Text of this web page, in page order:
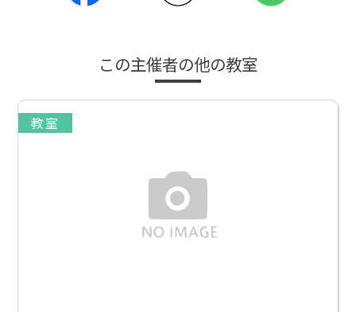
この主催者の他の教室
教室